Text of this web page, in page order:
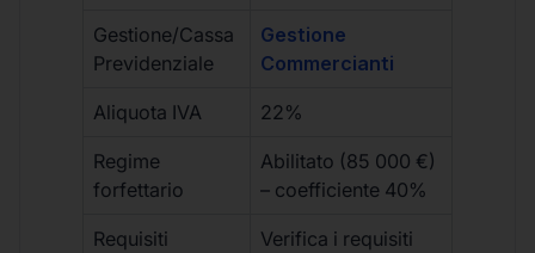
Gestione/Cassa
Previdenziale
Gestione
Commercianti
Aliquota IVA 22%
Regime
forfettario
Abilitato (85 000 €)
– coefficiente 40%
Requisiti
Verifica i requisiti